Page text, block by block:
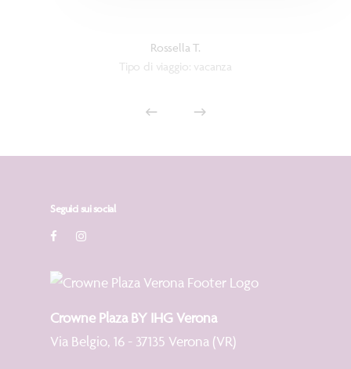
Rossella T.
Tipo di viaggio: vacanza
Seguici sui social
Crowne Plaza BY IHG Verona
Via Belgio, 16 - 37135 Verona (VR)